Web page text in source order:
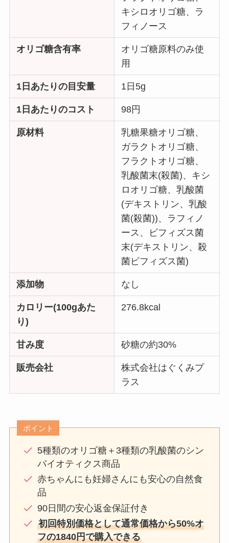
キシロオリゴ糖、ラ
フィノース
オリゴ糖含有率
オリゴ糖原料のみ使
用
1日あたりの目安量 1日5g
1日あたりのコスト 98円
原材料
乳糖果糖オリゴ糖、
ガラクトオリゴ糖、
フラクトオリゴ糖、
乳酸菌末(殺菌)、キシ
ロオリゴ糖、乳酸菌
(デキストリン、乳酸
菌(殺菌))、ラフィノ
ース、ビフィズス菌
末(デキストリン、殺
菌ビフィズス菌)
添加物 なし
カロリー(100gあた
り)
276.8kcal
甘み度 砂糖の約30%
販売会社
株式会社はぐくみプ
ラス
ポイント
5種類のオリゴ糖＋3種類の乳酸菌のシン
バイオティクス商品
赤ちゃんにも妊婦さんにも安心の自然食
品
90日間の安心返金保証付き
初回特別価格として通常価格から50%オ
フの1840円で購入できる